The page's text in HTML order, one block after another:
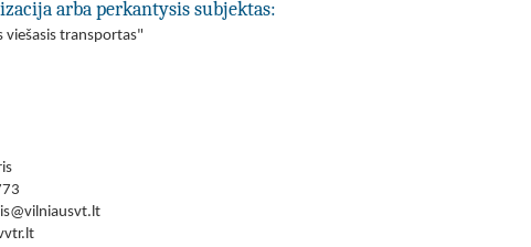
arba perkantysis subjektas:
viešasis transportas"